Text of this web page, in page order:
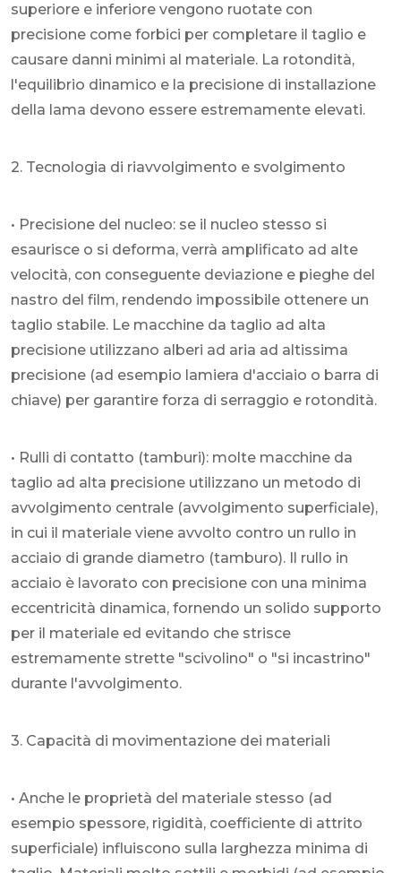
superiore e inferiore vengono ruotate con
precisione come forbici per completare il taglio e
causare danni minimi al materiale. La rotondità,
l'equilibrio dinamico e la precisione di installazione
della lama devono essere estremamente elevati.
2. Tecnologia di riavvolgimento e svolgimento
• Precisione del nucleo: se il nucleo stesso si
esaurisce o si deforma, verrà amplificato ad alte
velocità, con conseguente deviazione e pieghe del
nastro del film, rendendo impossibile ottenere un
taglio stabile. Le macchine da taglio ad alta
precisione utilizzano alberi ad aria ad altissima
precisione (ad esempio lamiera d'acciaio o barra di
chiave) per garantire forza di serraggio e rotondità.
• Rulli di contatto (tamburi): molte macchine da
taglio ad alta precisione utilizzano un metodo di
avvolgimento centrale (avvolgimento superficiale),
in cui il materiale viene avvolto contro un rullo in
acciaio di grande diametro (tamburo). Il rullo in
acciaio è lavorato con precisione con una minima
eccentricità dinamica, fornendo un solido supporto
per il materiale ed evitando che strisce
estremamente strette "scivolino" o "si incastrino"
durante l'avvolgimento.
3. Capacità di movimentazione dei materiali
• Anche le proprietà del materiale stesso (ad
esempio spessore, rigidità, coefficiente di attrito
superficiale) influiscono sulla larghezza minima di